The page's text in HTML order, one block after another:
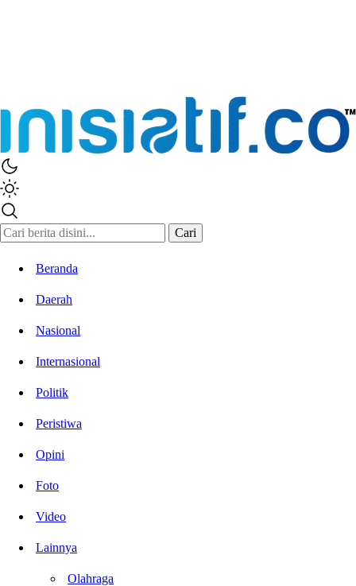
Cari
Beranda
Daerah
Nasional
Internasional
Politik
Peristiwa
Opini
Foto
Video
Lainnya
Olahraga